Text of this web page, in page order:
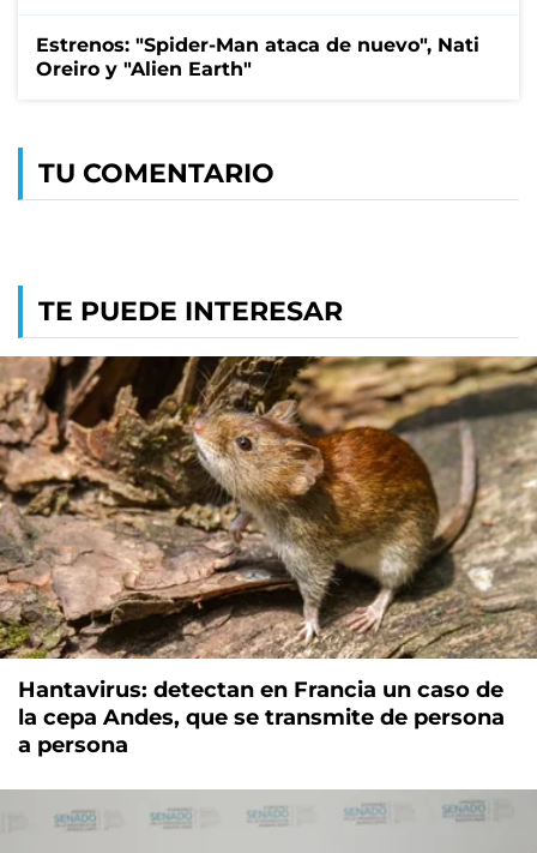
Estrenos: "Spider-Man ataca de nuevo", Nati
Oreiro y "Alien Earth"
TU COMENTARIO
TE PUEDE INTERESAR
Hantavirus: detectan en Francia un caso de
la cepa Andes, que se transmite de persona
a persona